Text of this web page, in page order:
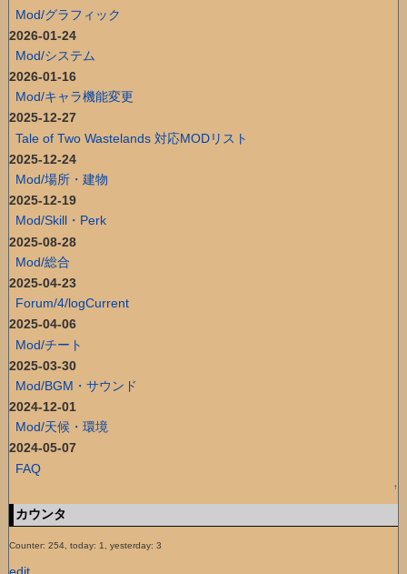
Mod/グラフィック
2026-01-24
Mod/システム
2026-01-16
Mod/キャラ機能変更
2025-12-27
Tale of Two Wastelands 対応MODリスト
2025-12-24
Mod/場所・建物
2025-12-19
Mod/Skill・Perk
2025-08-28
Mod/総合
2025-04-23
Forum/4/logCurrent
2025-04-06
Mod/チート
2025-03-30
Mod/BGM・サウンド
2024-12-01
Mod/天候・環境
2024-05-07
FAQ
↑
カウンタ
Counter: 254, today: 1, yesterday: 3